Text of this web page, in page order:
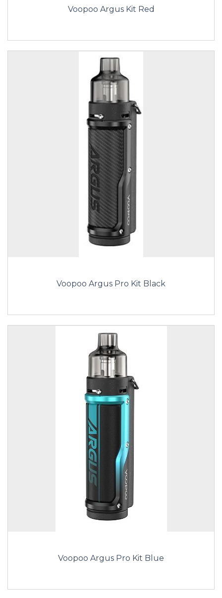
Voopoo Argus Kit Red
Voopoo Argus Pro Kit Black
Voopoo Argus Pro Kit Blue